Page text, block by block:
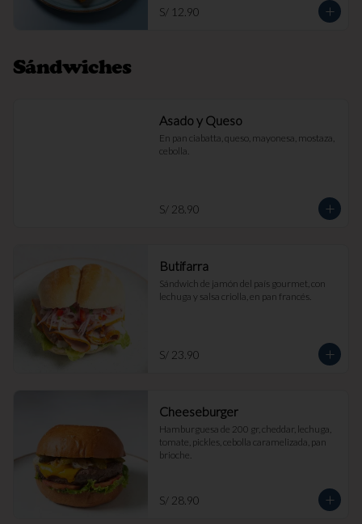
S/ 12.90
Sándwiches
Asado y Queso
En pan ciabatta, queso, mayonesa, mostaza,
cebolla.
S/ 28.90
Butifarra
Sándwich de jamón del país gourmet, con
lechuga y salsa criolla, en pan francés.
S/ 23.90
Cheeseburger
Hamburguesa de 200 gr, cheddar, lechuga,
tomate, pickles, cebolla caramelizada, pan
brioche.
S/ 28.90